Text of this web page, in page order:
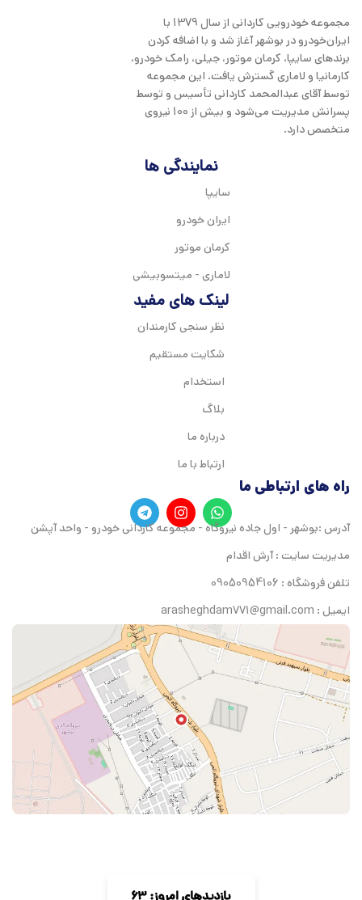
مجموعه خودرویی کاردانی از سال 1379 با
ایران‌خودرو در بوشهر آغاز شد و با اضافه کردن
برندهای سایپا، کرمان موتور، جیلی، رامک خودرو،
کارمانیا و لاماری گسترش یافت. این مجموعه
توسط آقای عبدالمحمد کاردانی تأسیس و توسط
پسرانش مدیریت می‌شود و بیش از 100 نیروی
متخصص دارد.
نمایندگی ها
سایپا
ایران خودرو
کرمان موتور
لاماری - میتسوبیشی
لینک های مفید
نظر سنجی کارمندان
شکایت مستقیم
استخدام
بلاگ
درباره ما
ارتباط با ما
راه های ارتباطی ما
آدرس :بوشهر - اول جاده نیروگاه - مجموعه کاردانی خودرو - واحد آپشن
مدیریت سایت : آرش اقدام
تلفن فروشگاه : 09050954106
ایمیل : arasheghdam771@gmail.com
بازدیدهای امروز: 63